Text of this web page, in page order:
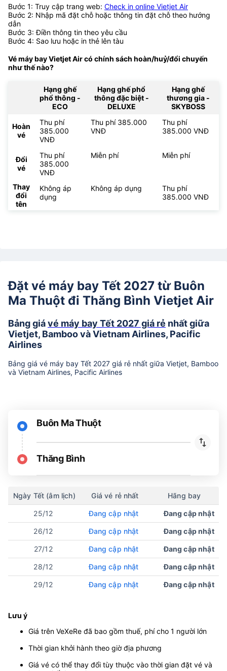
Bước 1: Truy cập trang web: Check in online Vietjet Air
Bước 2: Nhập mã đặt chỗ hoặc thông tin đặt chỗ theo hướng
dẫn
Bước 3: Điền thông tin theo yêu cầu
Bước 4: Sao lưu hoặc in thẻ lên tàu
Vé máy bay Vietjet Air có chính sách hoàn/huỷ/đổi chuyến
như thế nào?
Hạng ghế
phổ thông -
ECO
Hạng ghế phổ
thông đặc biệt -
DELUXE
Hạng ghế
thương gia -
SKYBOSS
Hoàn
vé
Thu phí
385.000
VNĐ
Thu phí 385.000
VNĐ
Thu phí
385.000 VNĐ
Đổi
vé
Thu phí
385.000
VNĐ
Miễn phí Miễn phí
Thay
đổi
tên
Không áp
dụng
Không áp dụng
Thu phí
385.000 VNĐ
Đặt vé máy bay Tết 2027 từ Buôn
Ma Thuột đi Thăng Bình Vietjet Air
Bảng giávé máy bay Tết 2027 giá rẻ nhất giữa
Vietjet, Bamboo và Vietnam Airlines, Pacific
Airlines
Bảng giá vé máy bay Tết 2027 giá rẻ nhất giữa Vietjet, Bamboo
và Vietnam Airlines, Pacific Airlines
Buôn Ma Thuột
Thăng Bình
Ngày Tết (âm lịch) Giá vé rẻ nhất Hãng bay
25/12 Đang cập nhật Đang cập nhật
26/12 Đang cập nhật Đang cập nhật
27/12 Đang cập nhật Đang cập nhật
28/12 Đang cập nhật Đang cập nhật
29/12 Đang cập nhật Đang cập nhật
Lưu ý
Giá trên VeXeRe đã bao gồm thuế, phí cho 1 người lớn
Thời gian khởi hành theo giờ địa phương
Giá vé có thể thay đổi tùy thuộc vào thời gian đặt vé và